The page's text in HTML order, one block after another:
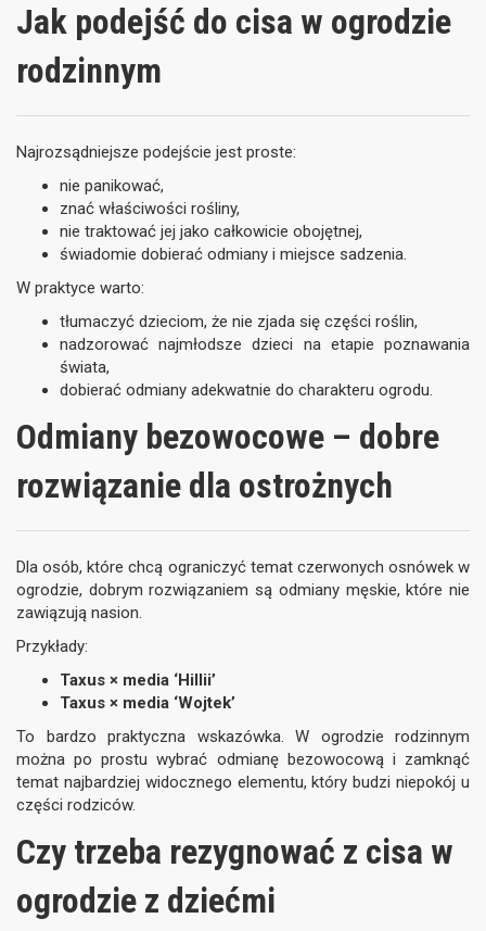
Jak podejść do cisa w ogrodzie
rodzinnym
Najrozsądniejsze podejście jest proste:
nie panikować,
znać właściwości rośliny,
nie traktować jej jako całkowicie obojętnej,
świadomie dobierać odmiany i miejsce sadzenia.
W praktyce warto:
tłumaczyć dzieciom, że nie zjada się części roślin,
nadzorować najmłodsze dzieci na etapie poznawania
świata,
dobierać odmiany adekwatnie do charakteru ogrodu.
Odmiany bezowocowe – dobre
rozwiązanie dla ostrożnych
Dla osób, które chcą ograniczyć temat czerwonych osnówek w
ogrodzie, dobrym rozwiązaniem są odmiany męskie, które nie
zawiązują nasion.
Przykłady:
Taxus × media ‘Hillii’
Taxus × media ‘Wojtek’
To bardzo praktyczna wskazówka. W ogrodzie rodzinnym
można po prostu wybrać odmianę bezowocową i zamknąć
temat najbardziej widocznego elementu, który budzi niepokój u
części rodziców.
Czy trzeba rezygnować z cisa w
ogrodzie z dziećmi